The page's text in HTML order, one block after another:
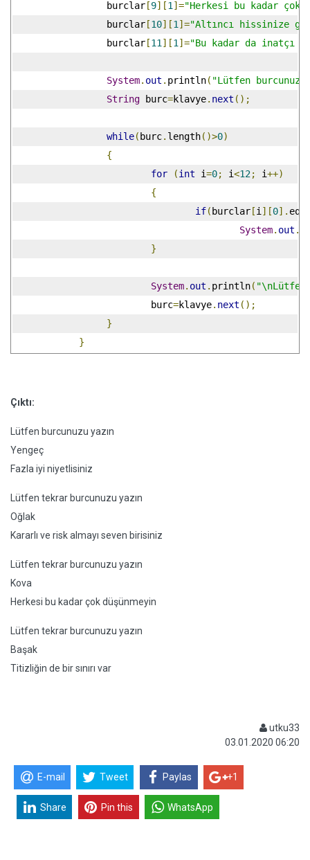
		 burclar
[9][1 ]="Herkesi bu kadar çok
		 burclar
[10][1 ]="Altıncı hissinize
		 burclar
[11 ][1 ]="Bu kadar da inatçı
System. out . println( "Lütfen burcunuzu
String burc=klavye. next ();
while( burc. length()>0)
{
for
(int i=0; i<12; i++)
{
if( burclar [i ][0].
System. out .
}
System. out . println( "\nLütfen
			 burc
=klavye. next ();
}
}
Çıktı:
Lütfen burcunuzu yazın
Yengeç
Fazla iyi niyetlisiniz
Lütfen tekrar burcunuzu yazın
Oğlak
Kararlı ve risk almayı seven birisiniz
Lütfen tekrar burcunuzu yazın
Kova
Herkesi bu kadar çok düşünmeyin
Lütfen tekrar burcunuzu yazın
Başak
Titizliğin de bir sınırı var
utku33
03.01.2020 06:20
E-mail Tweet Paylas +1
Share Pin this WhatsApp